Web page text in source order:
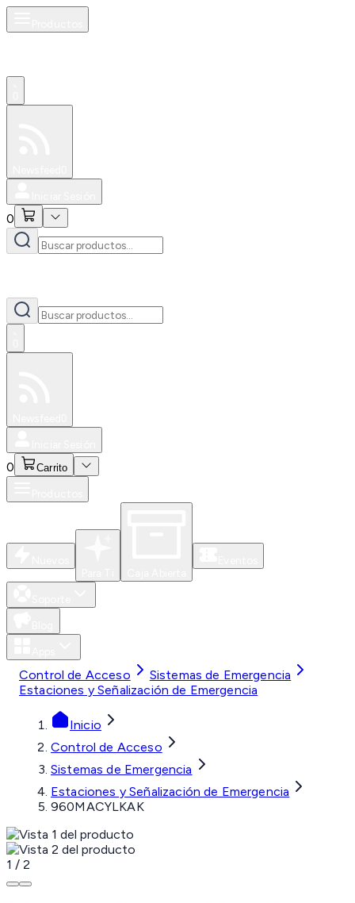
0
0 Carrito
Control de Acceso
Sistemas de Emergencia
Estaciones y Señalización de Emergencia
Inicio
Control de Acceso
Sistemas de Emergencia
Estaciones y Señalización de Emergencia
960MACYLKAK
1 / 2